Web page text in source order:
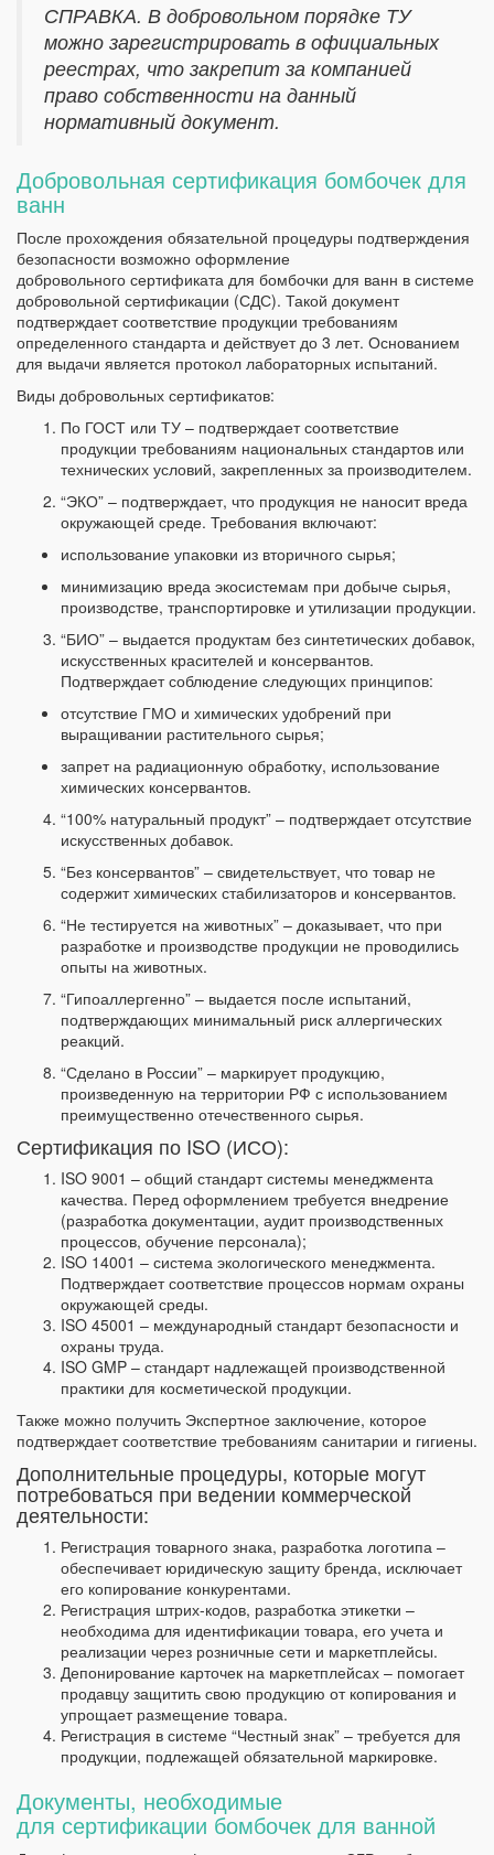
СПРАВКА. В добровольном порядке ТУ
можно зарегистрировать в официальных
реестрах, что закрепит за компанией
право собственности на данный
нормативный документ.
Добровольная сертификация бомбочек для
ванн
После прохождения обязательной процедуры подтверждения
безопасности возможно оформление
добровольного сертификата для бомбочки для ванн в системе
добровольной сертификации (СДС). Такой документ
подтверждает соответствие продукции требованиям
определенного стандарта и действует до 3 лет. Основанием
для выдачи является протокол лабораторных испытаний.
Виды добровольных сертификатов:
По ГОСТ или ТУ – подтверждает соответствие
продукции требованиям национальных стандартов или
технических условий, закрепленных за производителем.
“ЭКО” – подтверждает, что продукция не наносит вреда
окружающей среде. Требования включают:
использование упаковки из вторичного сырья;
минимизацию вреда экосистемам при добыче сырья,
производстве, транспортировке и утилизации продукции.
“БИО” – выдается продуктам без синтетических добавок,
искусственных красителей и консервантов.
Подтверждает соблюдение следующих принципов:
отсутствие ГМО и химических удобрений при
выращивании растительного сырья;
запрет на радиационную обработку, использование
химических консервантов.
“100% натуральный продукт” – подтверждает отсутствие
искусственных добавок.
“Без консервантов” – свидетельствует, что товар не
содержит химических стабилизаторов и консервантов.
“Не тестируется на животных” – доказывает, что при
разработке и производстве продукции не проводились
опыты на животных.
“Гипоаллергенно” – выдается после испытаний,
подтверждающих минимальный риск аллергических
реакций.
“Сделано в России” – маркирует продукцию,
произведенную на территории РФ с использованием
преимущественно отечественного сырья.
Сертификация по ISO (ИСО):
ISO 9001 – общий стандарт системы менеджмента
качества. Перед оформлением требуется внедрение
(разработка документации, аудит производственных
процессов, обучение персонала);
ISO 14001 – система экологического менеджмента.
Подтверждает соответствие процессов нормам охраны
окружающей среды.
ISO 45001 – международный стандарт безопасности и
охраны труда.
ISO GMP – стандарт надлежащей производственной
практики для косметической продукции.
Также можно получить Экспертное заключение, которое
подтверждает соответствие требованиям санитарии и гигиены.
Дополнительные процедуры, которые могут
потребоваться при ведении коммерческой
деятельности:
Регистрация товарного знака, разработка логотипа –
обеспечивает юридическую защиту бренда, исключает
его копирование конкурентами.
Регистрация штрих-кодов, разработка этикетки –
необходима для идентификации товара, его учета и
реализации через розничные сети и маркетплейсы.
Депонирование карточек на маркетплейсах – помогает
продавцу защитить свою продукцию от копирования и
упрощает размещение товара.
Регистрация в системе “Честный знак” – требуется для
продукции, подлежащей обязательной маркировке.
Документы, необходимые
для сертификации бомбочек для ванной